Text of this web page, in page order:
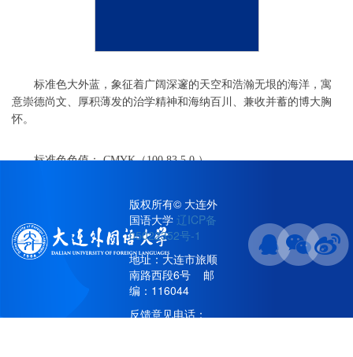
标准色大外蓝，象征着广阔深邃的天空和浩瀚无垠的海洋，寓
意崇德尚文、厚积薄发的治学精神和海纳百川、兼收并蓄的博大胸
怀。
标准色色值： CMYK（100,83,5,0 ）
版权所有© 大连外
国语大学辽ICP备
05022352号-1
地址：大连市旅顺
南路西段6号 邮
编：116044
反馈意见电话：